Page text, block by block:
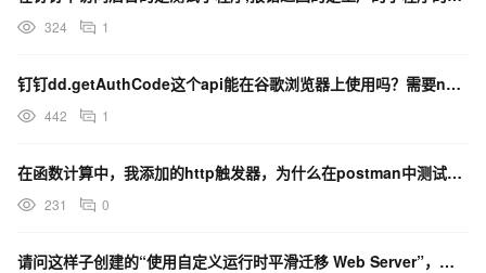
324 1
钉钉dd.getAuthCode这个api能在谷歌浏览器上使用吗？需要npm安装吗？
442 1
在函数计算中，我添加的http触发器，为什么在postman中测试访问都是返回一个http页面？
231 0
请问这样子创建的“使用自定义运行时平滑迁移 Web Server”，弹性实例，按量计费，是每次请求都